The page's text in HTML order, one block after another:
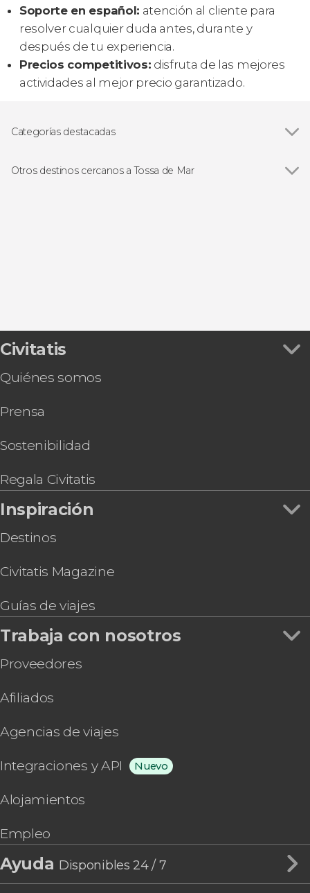
Soporte en español: atención al cliente para
resolver cualquier duda antes, durante y
después de tu experiencia.
Precios competitivos: disfruta de las mejores
actividades al mejor precio garantizado.
Categorías destacadas
Otros destinos cercanos a Tossa de Mar
Civitatis
Quiénes somos
Prensa
Sostenibilidad
Regala Civitatis
Inspiración
Destinos
Civitatis Magazine
Guías de viajes
Trabaja con nosotros
Proveedores
Afiliados
Agencias de viajes
Integraciones y API Nuevo
Alojamientos
Empleo
Ayuda Disponibles 24 / 7